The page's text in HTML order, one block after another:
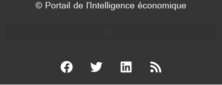
© Portail de l’Intelligence économique